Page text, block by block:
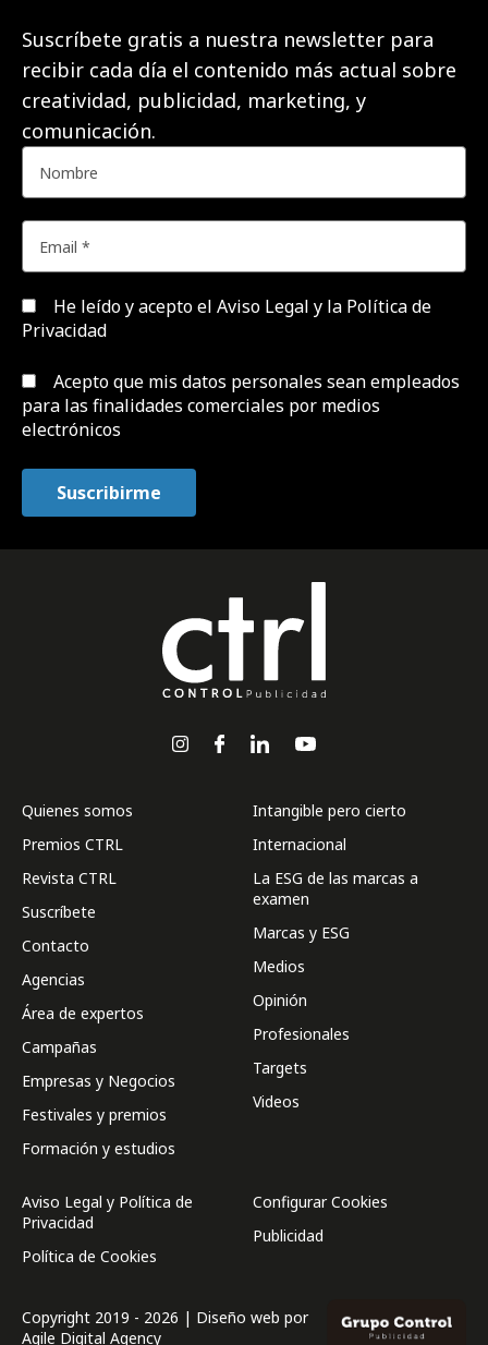
Suscríbete gratis a nuestra newsletter para
recibir cada día el contenido más actual sobre
creatividad, publicidad, marketing, y
comunicación.
He leído y acepto el Aviso Legal y la Política de
Privacidad
Acepto que mis datos personales sean empleados
para las finalidades comerciales por medios
electrónicos
Quienes somos
Premios CTRL
Revista CTRL
Suscríbete
Contacto
Agencias
Área de expertos
Campañas
Empresas y Negocios
Festivales y premios
Formación y estudios
Intangible pero cierto
Internacional
La ESG de las marcas a
examen
Marcas y ESG
Medios
Opinión
Profesionales
Targets
Videos
Aviso Legal y Política de
Privacidad
Política de Cookies
Configurar Cookies
Publicidad
Copyright 2019 - 2026 | Diseño web por
Agile Digital Agency